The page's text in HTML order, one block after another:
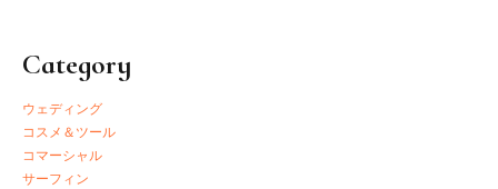
Category
ウェディング
コスメ＆ツール
コマーシャル
サーフィン